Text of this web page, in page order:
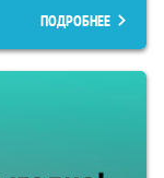
ПОДРОБНЕЕ